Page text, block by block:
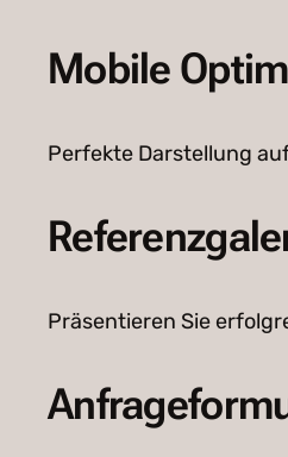
Mobile
Perfekte Darstellung
Präsentieren Sie